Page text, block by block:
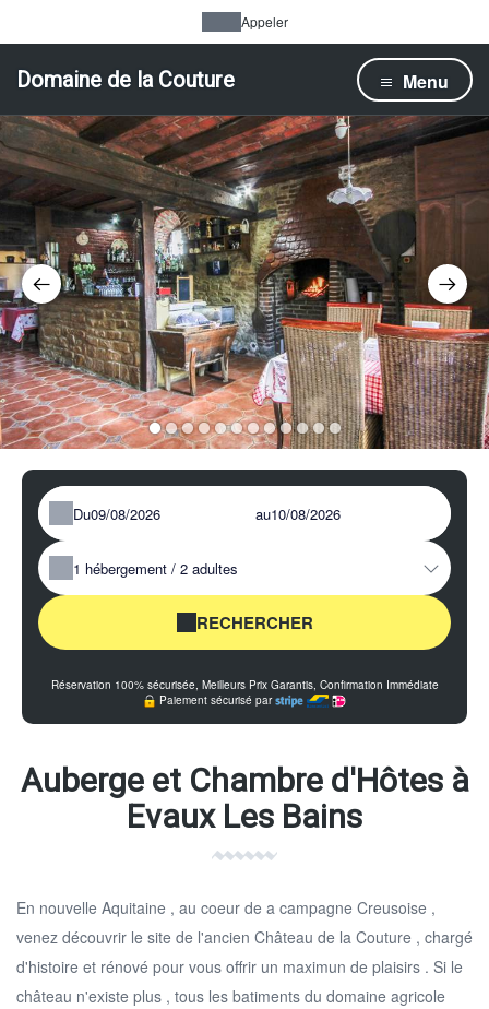
Appeler
Domaine de la Couture Menu
1 2 3 4 5 6 7 8 9 101112
Du au
1 hébergement / 2 adultes
RECHERCHER
Réservation 100% sécurisée, Meilleurs Prix Garantis, Confirmation Immédiate
Paiement sécurisé par
Auberge et Chambre d'Hôtes à
Evaux Les Bains
En nouvelle Aquitaine , au coeur de a campagne Creusoise ,
venez découvrir le site de l'ancien Château de la Couture , chargé
d'histoire et rénové pour vous offrir un maximun de plaisirs . Si le
château n'existe plus , tous les batiments du domaine agricole